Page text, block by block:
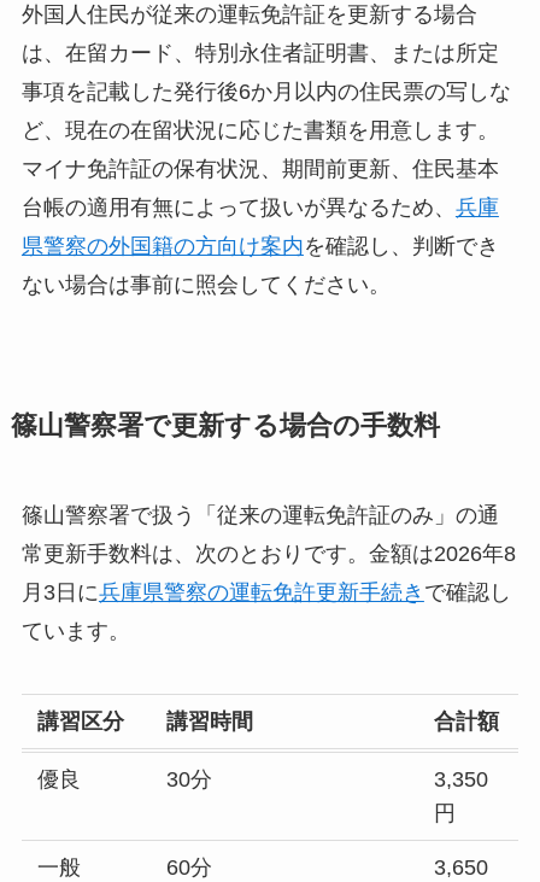
外国人住民が従来の運転免許証を更新する場合
は、在留カード、特別永住者証明書、または所定
事項を記載した発行後6か月以内の住民票の写しな
ど、現在の在留状況に応じた書類を用意します。
マイナ免許証の保有状況、期間前更新、住民基本
台帳の適用有無によって扱いが異なるため、 兵庫
県警察の外国籍の方向け案内を確認し、判断でき
ない場合は事前に照会してください。
篠山警察署で更新する場合の手数料
篠山警察署で扱う「従来の運転免許証のみ」の通
常更新手数料は、次のとおりです。金額は2026年8
月3日に兵庫県警察の運転免許更新手続き で確認し
ています。
講習区分 講習時間 合計額
優良 30分
3,350
円
一般 60分
3,650